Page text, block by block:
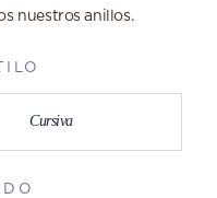
nuestros anillos.
Cursiva